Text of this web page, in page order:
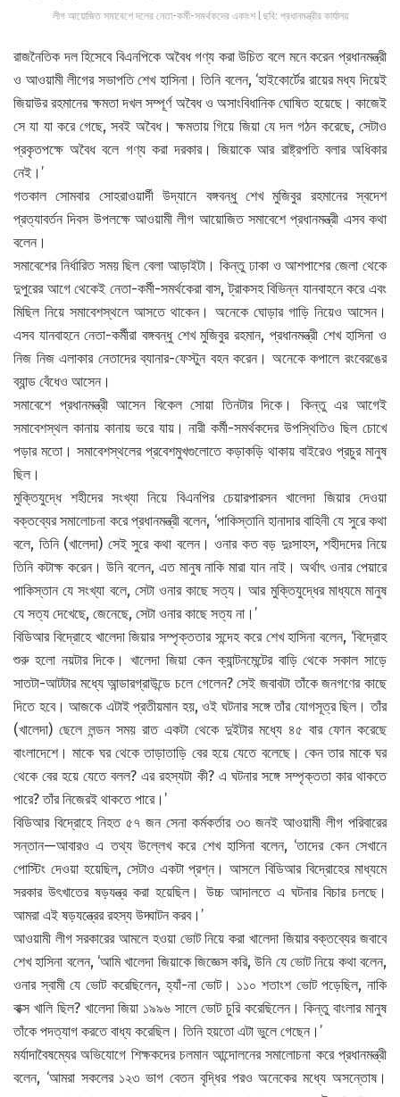
লীগ আয়োজিত সমাবেশে দলের নেতা-কর্মী-সমর্থকদের একাংশ l ছবি: প্রধানমন্ত্রীর কার্যালয়
রাজনৈতিক দল হিসেবে বিএনপিকে অবৈধ গণ্য করা উচিত বলে মনে করেন প্রধানমন্ত্রী
ও আওয়ামী লীগের সভাপতি শেখ হাসিনা। তিনি বলেন, ‘হাইকোর্টের রায়ের মধ্য দিয়েই
জিয়াউর রহমানের ক্ষমতা দখল সম্পূর্ণ অবৈধ ও অসাংবিধানিক ঘোষিত হয়েছে। কাজেই
সে যা যা করে গেছে, সবই অবৈধ। ক্ষমতায় গিয়ে জিয়া যে দল গঠন করেছে, সেটাও
প্রকৃতপক্ষে অবৈধ বলে গণ্য করা দরকার। জিয়াকে আর রাষ্ট্রপতি বলার অধিকার
নেই।’
গতকাল সোমবার সোহরাওয়ার্দী উদ্যানে বঙ্গবন্ধু শেখ মুজিবুর রহমানের স্বদেশ
প্রত্যাবর্তন দিবস উপলক্ষে আওয়ামী লীগ আয়োজিত সমাবেশে প্রধানমন্ত্রী এসব কথা
বলেন।
সমাবেশের নির্ধারিত সময় ছিল বেলা আড়াইটা। কিন্তু ঢাকা ও আশপাশের জেলা থেকে
দুপুরের আগে থেকেই নেতা-কর্মী-সমর্থকেরা বাস, ট্রাকসহ বিভিন্ন যানবাহনে করে এবং
মিছিল নিয়ে সমাবেশস্থলে আসতে থাকেন। অনেকে ঘোড়ার গাড়ি নিয়েও আসেন।
এসব যানবাহনে নেতা-কর্মীরা বঙ্গবন্ধু শেখ মুজিবুর রহমান, প্রধানমন্ত্রী শেখ হাসিনা ও
নিজ নিজ এলাকার নেতাদের ব্যানার-ফেস্টুন বহন করেন। অনেকে কপালে রংবেরঙের
ব্যান্ড বেঁধেও আসেন।
সমাবেশে প্রধানমন্ত্রী আসেন বিকেল সোয়া তিনটার দিকে। কিন্তু এর আগেই
সমাবেশস্থল কানায় কানায় ভরে যায়। নারী কর্মী-সমর্থকদের উপস্থিতিও ছিল চোখে
পড়ার মতো। সমাবেশস্থলের প্রবেশমুখগুলোতে কড়াকড়ি থাকায় বাইরেও প্রচুর মানুষ
ছিল।
মুক্তিযুদ্ধে শহীদের সংখ্যা নিয়ে বিএনপির চেয়ারপারসন খালেদা জিয়ার দেওয়া
বক্তব্যের সমালোচনা করে প্রধানমন্ত্রী বলেন, ‘পাকিস্তানি হানাদার বাহিনী যে সুরে কথা
বলে, তিনি (খালেদা) সেই সুরে কথা বলেন। ওনার কত বড় দুঃসাহস, শহীদদের নিয়ে
তিনি কটাক্ষ করেন। উনি বলেন, এত মানুষ নাকি মারা যান নাই। অর্থাৎ ওনার পেয়ারে
পাকিস্তান যে সংখ্যা বলে, সেটা ওনার কাছে সত্য। আর মুক্তিযুদ্ধের মাধ্যমে মানুষ
যে সত্য দেখেছে, জেনেছে, সেটা ওনার কাছে সত্য না।’
বিডিআর বিদ্রোহে খালেদা জিয়ার সম্পৃক্ততার সন্দেহ করে শেখ হাসিনা বলেন, ‘বিদ্রোহ
শুরু হলো নয়টার দিকে। খালেদা জিয়া কেন ক্যান্টনমেন্টের বাড়ি থেকে সকাল সাড়ে
সাতটা-আটটার মধ্যে আন্ডারগ্রাউন্ডে চলে গেলেন? সেই জবাবটা তাঁকে জনগণের কাছে
দিতে হবে। আজকে এটাই প্রতীয়মান হয়, ওই ঘটনার সঙ্গে তাঁর যোগসূত্র ছিল। তাঁর
(খালেদা) ছেলে লন্ডন সময় রাত একটা থেকে দুইটার মধ্যে ৪৫ বার ফোন করেছে
বাংলাদেশে। মাকে ঘর থেকে তাড়াতাড়ি বের হয়ে যেতে বলেছে। কেন তার মাকে ঘর
থেকে বের হয়ে যেতে বলল? এর রহস্যটা কী? এ ঘটনার সঙ্গে সম্পৃক্ততা কার থাকতে
পারে? তাঁর নিজেরই থাকতে পারে।’
বিডিআর বিদ্রোহে নিহত ৫৭ জন সেনা কর্মকর্তার ৩৩ জনই আওয়ামী লীগ পরিবারের
সন্তান—আবারও এ তথ্য উল্লেখ করে শেখ হাসিনা বলেন, ‘তাদের কেন সেখানে
পোস্টিং দেওয়া হয়েছিল, সেটাও একটা প্রশ্ন। আসলে বিডিআর বিদ্রোহের মাধ্যমে
সরকার উৎখাতের ষড়যন্ত্র করা হয়েছিল। উচ্চ আদালতে এ ঘটনার বিচার চলছে।
আমরা এই ষড়যন্ত্রের রহস্য উদ্ঘাটন করব।’
আওয়ামী লীগ সরকারের আমলে হওয়া ভোট নিয়ে করা খালেদা জিয়ার বক্তব্যের জবাবে
শেখ হাসিনা বলেন, ‘আমি খালেদা জিয়াকে জিজ্ঞেস করি, উনি যে ভোট নিয়ে কথা বলেন,
ওনার স্বামী যে ভোট করেছিলেন, হ্যাঁ-না ভোট। ১১০ শতাংশ ভোট পড়েছিল, নাকি
বাক্স খালি ছিল? খালেদা জিয়া ১৯৯৬ সালে ভোট চুরি করেছিলেন। কিন্তু বাংলার মানুষ
তাঁকে পদত্যাগ করতে বাধ্য করেছিল। তিনি হয়তো এটা ভুলে গেছেন।’
মর্যাদাবৈষম্যের অভিযোগে শিক্ষকদের চলমান আন্দোলনের সমালোচনা করে প্রধানমন্ত্রী
বলেন, ‘আমরা সকলের ১২৩ ভাগ বেতন বৃদ্ধির পরও অনেকের মধ্যে অসন্তোষ।